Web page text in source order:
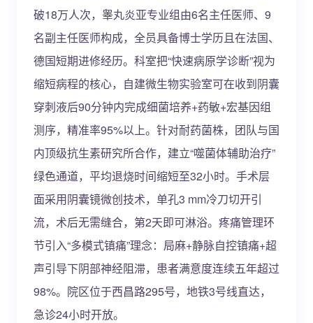
破18万人次，睾丸炎亚专业组由6名主任医师、9
名副主任医师构成，全员具备博士学历且在法国、
德国短期进修经历。科室把“快速病原学诊断”视为
缩短病程的核心，自建微生物实验室可在收到阴囊
穿刺液后90分钟内完成细菌培养+药敏+宏基因组
测序，精准率95%以上。针对耐药菌株，团队与国
内顶级抗生素研究所合作，建立“噬菌体辅助治疗”
绿色通道，平均退烧时间缩短至32小时。手术层
面采用阴囊镜微创技术，单孔3 mm冷刀切开引
流，术后无需缝合，第2天即可淋浴。疼痛管理环
节引入“多模式镇痛”理念：局麻+静脉自控镇痛+超
声引导下阴部神经阻滞，患者满意度连续五年超过
98%。院区位于西昌路295号，地铁3号线直达，
急诊24小时开放。